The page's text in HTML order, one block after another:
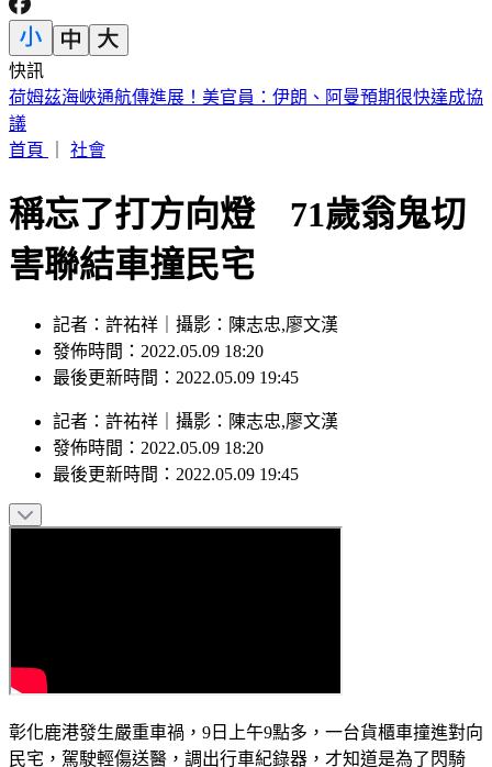
快訊
白海豚颱風路徑擺盪！暴風圈不排除「籠罩北北基桃」勾到台
灣了
首頁
社會
稱忘了打方向燈 71歲翁鬼切
害聯結車撞民宅
記者：許祐祥｜攝影：陳志忠,廖文漢
發佈時間：2022.05.09 18:20
最後更新時間：2022.05.09 19:45
記者 ： 許祐祥 攝影 ： 陳志忠,廖文漢
發佈時間： 2022.05.09 18:20
最後更新時間： 2022.05.09 19:45
彰化鹿港發生嚴重車禍，9日上午9點多，一台貨櫃車撞進對向
民宅，駕駛輕傷送醫，調出行車紀錄器，才知道是為了閃騎